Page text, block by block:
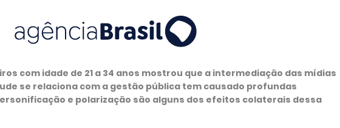
com idade de 21 a 34 anos mostrou que a intermediação das mídias
se relaciona com a gestão pública tem causado profundas
e polarização são alguns dos efeitos colaterais dessa